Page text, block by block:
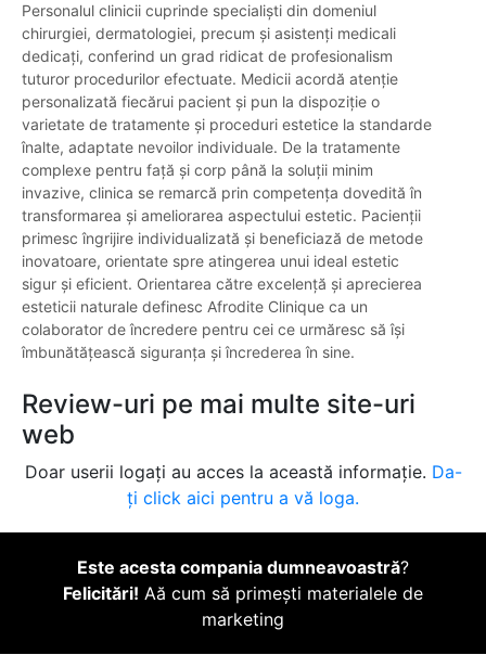
Personalul clinicii cuprinde specialiști din domeniul
chirurgiei, dermatologiei, precum și asistenți medicali
dedicați, conferind un grad ridicat de profesionalism
tuturor procedurilor efectuate. Medicii acordă atenție
personalizată fiecărui pacient și pun la dispoziție o
varietate de tratamente și proceduri estetice la standarde
înalte, adaptate nevoilor individuale. De la tratamente
complexe pentru față și corp până la soluții minim
invazive, clinica se remarcă prin competența dovedită în
transformarea și ameliorarea aspectului estetic. Pacienții
primesc îngrijire individualizată și beneficiază de metode
inovatoare, orientate spre atingerea unui ideal estetic
sigur și eficient. Orientarea către excelență și aprecierea
esteticii naturale definesc Afrodite Clinique ca un
colaborator de încredere pentru cei ce urmăresc să își
îmbunătățească siguranța și încrederea în sine.
Review-uri pe mai multe site-uri
web
Doar userii logați au acces la această informație. Da-
ți click aici pentru a vă loga.
Este acesta compania dumneavoastră?
Felicitări! Aă cum să primești materialele de
marketing